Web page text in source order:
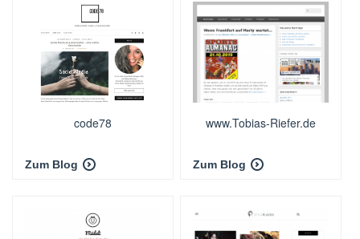
code78
Zum Blog
www.Tobias-Riefer.de
Zum Blog